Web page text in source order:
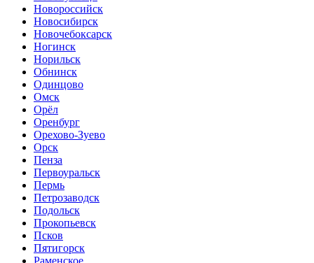
Новороссийск
Новосибирск
Новочебоксарск
Ногинск
Норильск
Обнинск
Одинцово
Омск
Орёл
Оренбург
Орехово-Зуево
Орск
Пенза
Первоуральск
Пермь
Петрозаводск
Подольск
Прокопьевск
Псков
Пятигорск